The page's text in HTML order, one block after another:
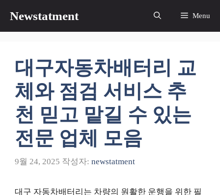
츠
Newstatment Menu
대구자동차배터리 교
체와 점검 서비스 추
천 믿고 맡길 수 있는
전문 업체 모음
9월 24, 2025 작성자: newstatment
대구 자동차배터리는 차량의 원활한 운행을 위한 필